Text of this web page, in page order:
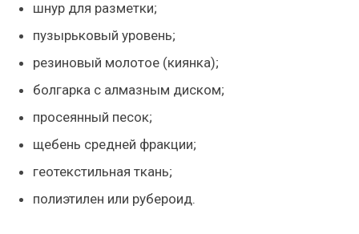
шнур для разметки;
пузырьковый уровень;
резиновый молотое (киянка);
болгарка с алмазным диском;
просеянный песок;
щебень средней фракции;
геотекстильная ткань;
полиэтилен или рубероид.